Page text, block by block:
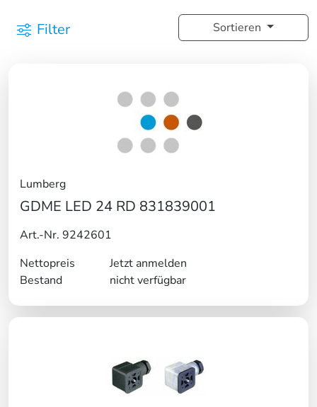
Filter Sortieren
Lumberg
GDME LED 24 RD 831839001
Art.-Nr. 9242601
Nettopreis
Jetzt anmelden
Bestand
nicht verfügbar